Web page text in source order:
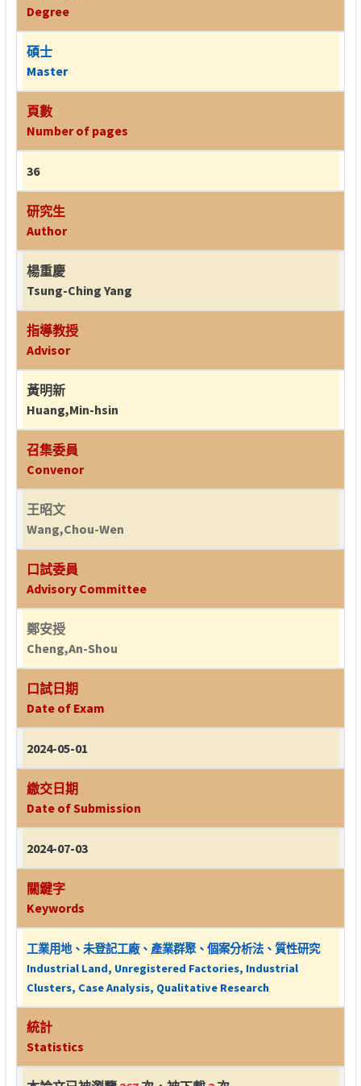
Degree
碩士
Master
頁數
Number of pages
36
研究生
Author
楊重慶
Tsung-Ching Yang
指導教授
Advisor
黃明新
Huang,Min-hsin
召集委員
Convenor
王昭文
Wang,Chou-Wen
口試委員
Advisory Committee
鄭安授
Cheng,An-Shou
口試日期
Date of Exam
2024-05-01
繳交日期
Date of Submission
2024-07-03
關鍵字
Keywords
工業用地、未登記工廠、產業群聚、個案分析法、質性研究
Industrial Land, Unregistered Factories, Industrial
Clusters, Case Analysis, Qualitative Research
統計
Statistics